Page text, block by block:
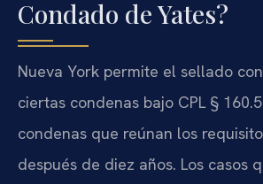
Condado de Yates?
Nueva York permite el sellado
ciertas condenas bajo CPL §
condenas que reúnan los
después de diez años. Los casos